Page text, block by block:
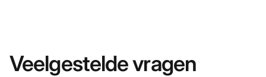
Veelgestelde vragen